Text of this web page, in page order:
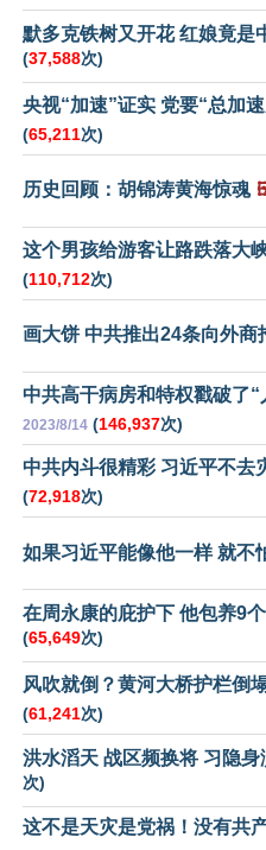
默多克铁树又开花 红娘竟是
(37,588次)
央视“加速”证实 党要“总加
(65,211次)
历史回顾：胡锦涛黄海惊魂
这个男孩给游客让路跌落大
(110,712次)
画大饼 中共推出24条向外商
中共高干病房和特权戳破了
2023/8/14 (146,937次)
中共内斗很精彩 习近平不去
(72,918次)
如果习近平能像他一样 就不
在周永康的庇护下 他包养9
(65,649次)
风吹就倒？黄河大桥护栏倒
(61,241次)
洪水滔天 战区频换将 习隐身
次)
这不是天灾是党祸！没有共